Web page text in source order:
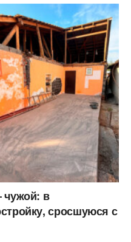
в
сросшуюся с